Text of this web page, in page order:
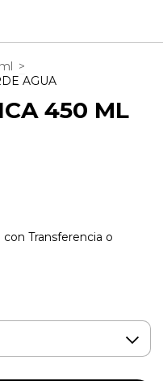
>
AGUA
450 ML
Transferencia o